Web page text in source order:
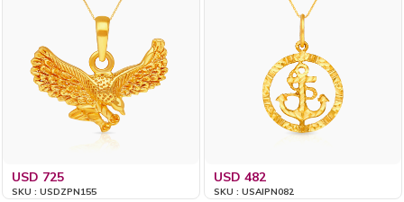
USD 725
SKU : USDZPN155
USD 482
SKU : USAIPN082